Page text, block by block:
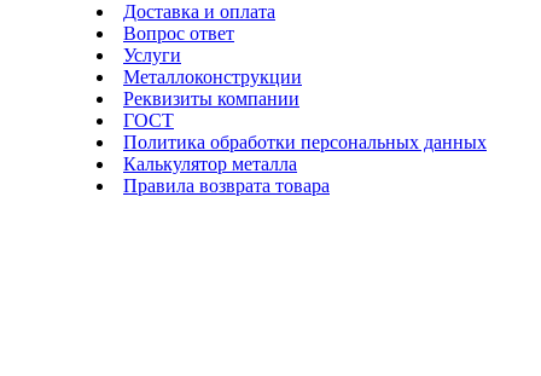
Доставка и оплата
Вопрос ответ
Услуги
Металлоконструкции
Реквизиты компании
ГОСТ
Политика обработки персональных данных
Калькулятор металла
Правила возврата товара